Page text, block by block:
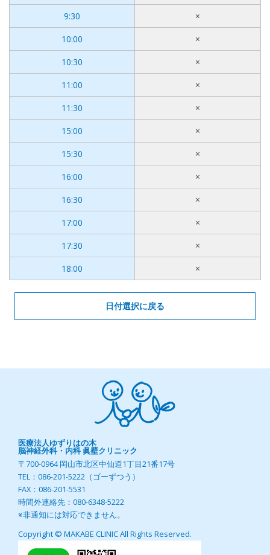
9:30
×
10:00
×
10:30
×
11:00
×
11:30
×
15:00
×
15:30
×
16:00
×
16:30
×
17:00
×
17:30
×
18:00
×
日付選択に戻る
医療法人ゆずりはの木
脳神経外科・内科 眞壁クリニック
〒700-0964 岡山市北区中仙道1丁目21番17号
TEL：086-201-5222（ゴーずつう）
FAX：086-201-5531
時間外連絡先：080-6348-5222
※非通知には対応できません。
Copyright © MAKABE CLINIC All Rights Reserved.